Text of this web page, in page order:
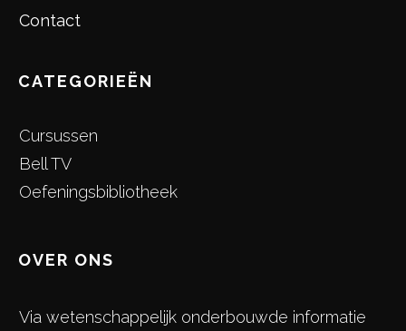
Contact
CATEGORIEËN
Cursussen
Bell TV
Oefeningsbibliotheek
OVER ONS
Via wetenschappelijk onderbouwde informatie